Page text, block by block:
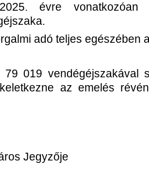
évre vonatkozóan
adó teljes egészében
79 019 vendégéjszakával
az emelés
Jegyzője